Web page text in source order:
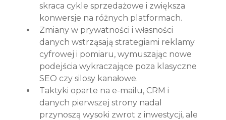
skraca cykle sprzedażowe i zwiększa
konwersje na różnych platformach.
Zmiany w prywatności i własności
danych wstrząsają strategiami reklamy
cyfrowej i pomiaru, wymuszając nowe
podejścia wykraczające poza klasyczne
SEO czy silosy kanałowe.
Taktyki oparte na e-mailu, CRM i
danych pierwszej strony nadal
przynoszą wysoki zwrot z inwestycji, ale